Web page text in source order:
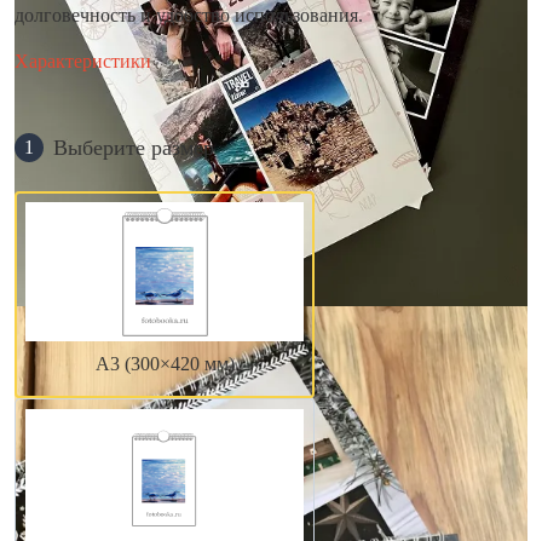
долговечность и удобство использования.
Характеристики
1 Выберите размер
А3 (300×420 мм)